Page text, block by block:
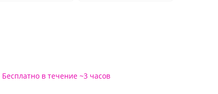
Бесплатно в течение ~3 часов